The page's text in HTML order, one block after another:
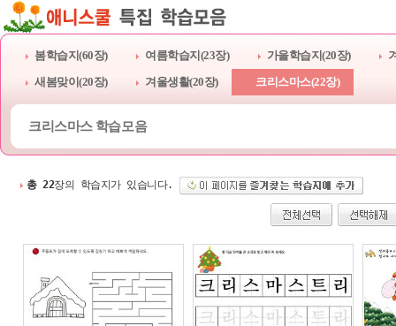
봄학습지(60장) 여름학습지(23장) 가을학습지(20장)
새봄맞이(20장)
겨울생활(20장) 크리스마스(22장)
크리스마스 학습모음
총 22장의 학습지가 있습니다.